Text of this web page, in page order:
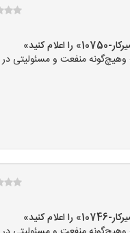
کنید»
منفعت و مسئولیتی در
کنید»